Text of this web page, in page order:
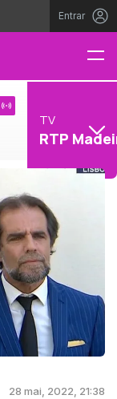
Entrar
TV
RTP
28 mai, 2022, 21:38